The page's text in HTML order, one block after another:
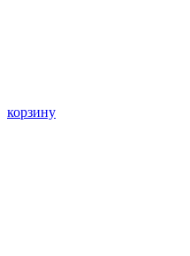
корзину